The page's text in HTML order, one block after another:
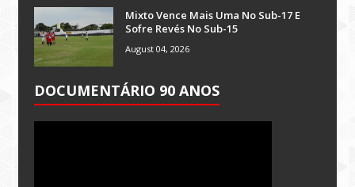
Mixto Vence Mais Uma No Sub-17 E
Sofre Revés No Sub-15
August 04, 2026
DOCUMENTÁRIO 90 ANOS